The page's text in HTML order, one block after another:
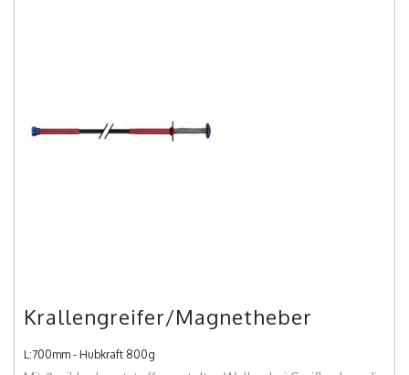
Krallengreifer/Magnetheber
L:700mm - Hubkraft 800g